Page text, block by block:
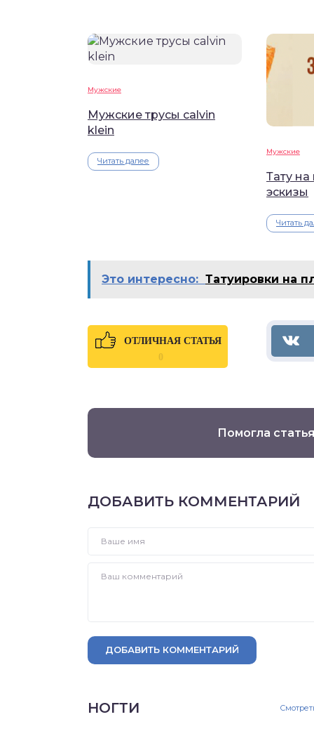
Мужские
Мужские трусы calvin
klein
Читать далее
Мужские
Тату
эскизы
Читать
Это интересно: Татуировки на
ОТЛИЧНАЯ СТАТЬЯ
0
Помогла
ДОБАВИТЬ КОММЕНТАРИЙ
ДОБАВИТЬ КОММЕНТАРИЙ
НОГТИ